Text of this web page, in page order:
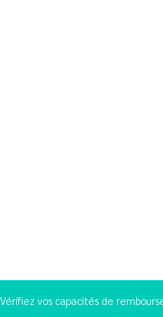
vos capacités de